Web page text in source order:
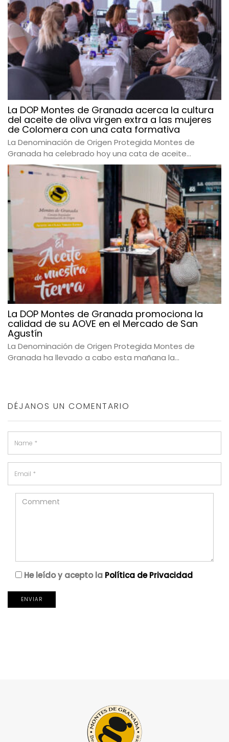
La DOP Montes de Granada acerca la cultura
del aceite de oliva virgen extra a las mujeres
de Colomera con una cata formativa
La Denominación de Origen Protegida Montes de
Granada ha celebrado hoy una cata de aceite...
La DOP Montes de Granada promociona la
calidad de su AOVE en el Mercado de San
Agustín
La Denominación de Origen Protegida Montes de
Granada ha llevado a cabo esta mañana la...
DÉJANOS UN COMENTARIO
He leído y acepto la Política de Privacidad